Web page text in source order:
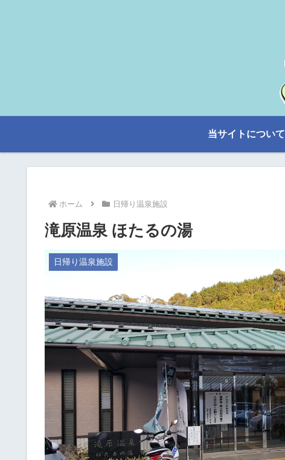
当サイトについて
ホーム 日帰り温泉施設
滝原温泉 ほたるの湯
日帰り温泉施設